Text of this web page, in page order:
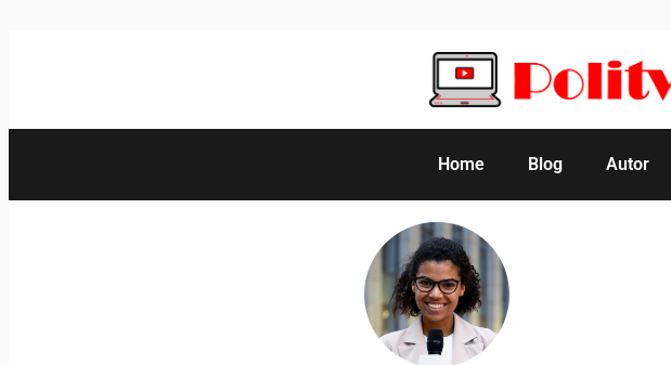
Home Blog Autor